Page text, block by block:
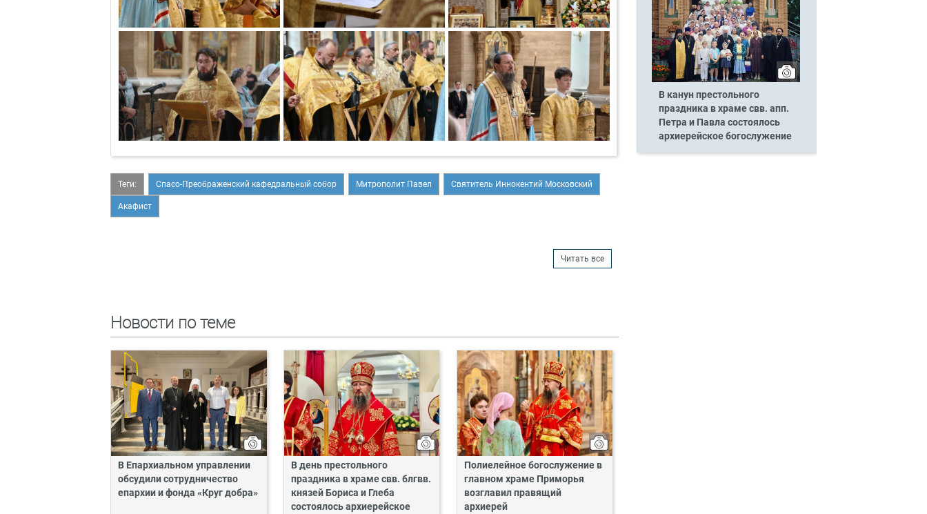
Теги: Спасо-Преображенский кафедральный собор Митрополит Павел Святитель Иннокентий Московский
Акафист
Читать все
Новости по теме
В Епархиальном управлении
обсудили сотрудничество
епархии и фонда «Круг добра»
В день престольного
праздника в храме свв. блгвв.
князей Бориса и Глеба
состоялось архиерейское
Полиелейное богослужение в
главном храме Приморья
возглавил правящий
архиерей
В канун престольного
праздника в храме свв. апп.
Петра и Павла состоялось
архиерейское богослужение